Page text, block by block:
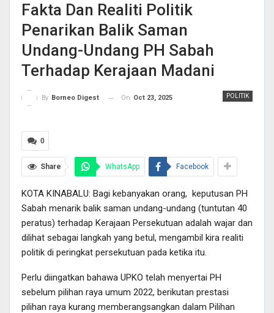
Fakta Dan Realiti Politik
Penarikan Balik Saman
Undang-Undang PH Sabah
Terhadap Kerajaan Madani
POLITIK
By Borneo Digest On Oct 23, 2025
0
Share WhatsApp Facebook
KOTA KINABALU: Bagi kebanyakan orang, keputusan PH
Sabah menarik balik saman undang-undang (tuntutan 40
peratus) terhadap Kerajaan Persekutuan adalah wajar dan
dilihat sebagai langkah yang betul, mengambil kira realiti
politik di peringkat persekutuan pada ketika itu.
Perlu diingatkan bahawa UPKO telah menyertai PH
sebelum pilihan raya umum 2022, berikutan prestasi
pilihan raya kurang memberangsangkan dalam Pilihan